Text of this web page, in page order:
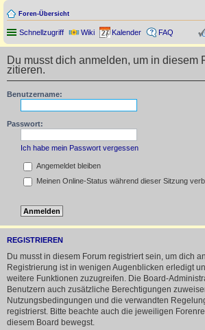
Foren-Übersicht
Schnellzugriff Wiki Kalender FAQ
Du musst dich anmelden, um in diesem
zitieren.
Benutzername:
Passwort:
Ich habe mein Passwort vergessen
Angemeldet bleiben
Meinen Online-Status während dieser Sitzung
REGISTRIEREN
Du musst in diesem Forum registriert sein, um dich
Registrierung ist in wenigen Augenblicken erledigt
weitere Funktionen zuzugreifen. Die Board-
Benutzern auch zusätzliche Berechtigungen
Nutzungsbedingungen und die verwandten
registrierst. Bitte beachte auch die jeweiligen
diesem Board bewegst.